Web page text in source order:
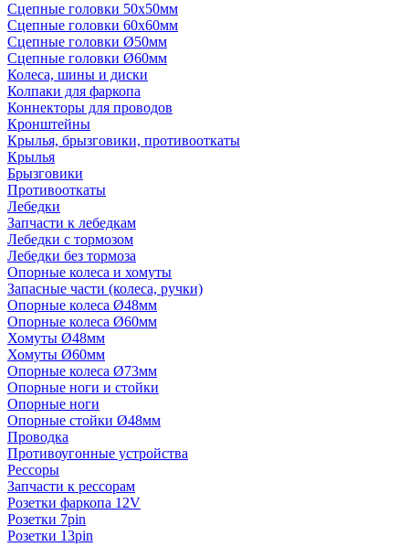
Сцепные головки 50x50мм
Сцепные головки 60x60мм
Сцепные головки Ø50мм
Сцепные головки Ø60мм
Колеса, шины и диски
Колпаки для фаркопа
Коннекторы для проводов
Кронштейны
Крылья, брызговики, противооткаты
Крылья
Брызговики
Противооткаты
Лебедки
Запчасти к лебедкам
Лебедки с тормозом
Лебедки без тормоза
Опорные колеса и хомуты
Запасные части (колеса, ручки)
Опорные колеса Ø48мм
Опорные колеса Ø60мм
Хомуты Ø48мм
Хомуты Ø60мм
Опорные колеса Ø73мм
Опорные ноги и стойки
Опорные ноги
Опорные стойки Ø48мм
Проводка
Противоугонные устройства
Рессоры
Запчасти к рессорам
Розетки фаркопа 12V
Розетки 7pin
Розетки 13pin